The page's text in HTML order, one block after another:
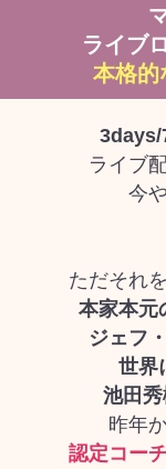
ライブ
本格的
3days/
ライブ
今
ただそれ
本家本元
ジェフ
世界
池田
昨年
認定コー